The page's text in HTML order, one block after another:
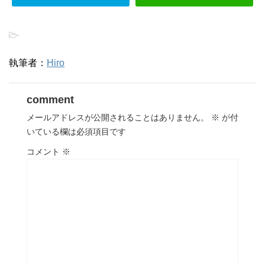
-
執筆者： Hiro
comment
メールアドレスが公開されることはありません。 ※ が付
いている欄は必須項目です
コメント ※